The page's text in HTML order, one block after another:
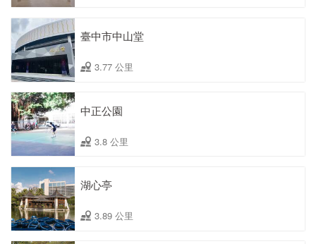
臺中市中山堂
3.77 公里
中正公園
3.8 公里
湖心亭
3.89 公里